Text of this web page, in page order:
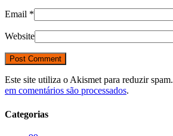
Email *
Website
Este site utiliza o Akismet para reduzir spam.
em comentários são processados.
Categorias